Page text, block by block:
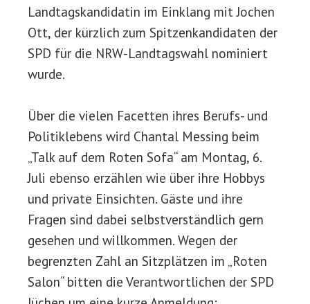
Landtagskandidatin im Einklang mit Jochen
Ott, der kürzlich zum Spitzenkandidaten der
SPD für die NRW-Landtagswahl nominiert
wurde.
Über die vielen Facetten ihres Berufs- und
Politiklebens wird Chantal Messing beim
„Talk auf dem Roten Sofa“ am Montag, 6.
Juli ebenso erzählen wie über ihre Hobbys
und private Einsichten. Gäste und ihre
Fragen sind dabei selbstverständlich gern
gesehen und willkommen. Wegen der
begrenzten Zahl an Sitzplätzen im „Roten
Salon“ bitten die Verantwortlichen der SPD